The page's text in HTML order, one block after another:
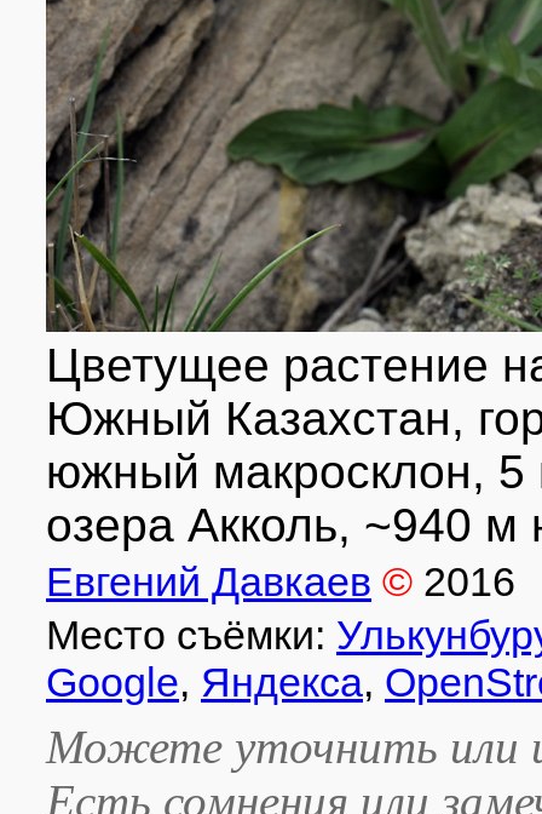
Цветущее растение
Южный Казахстан,
южный макросклон, 5
озера Акколь, ~940 м
Евгений Давкаев © 2016
Место съёмки:
Google, Яндекса,
Можете уточнить или
Есть сомнения или